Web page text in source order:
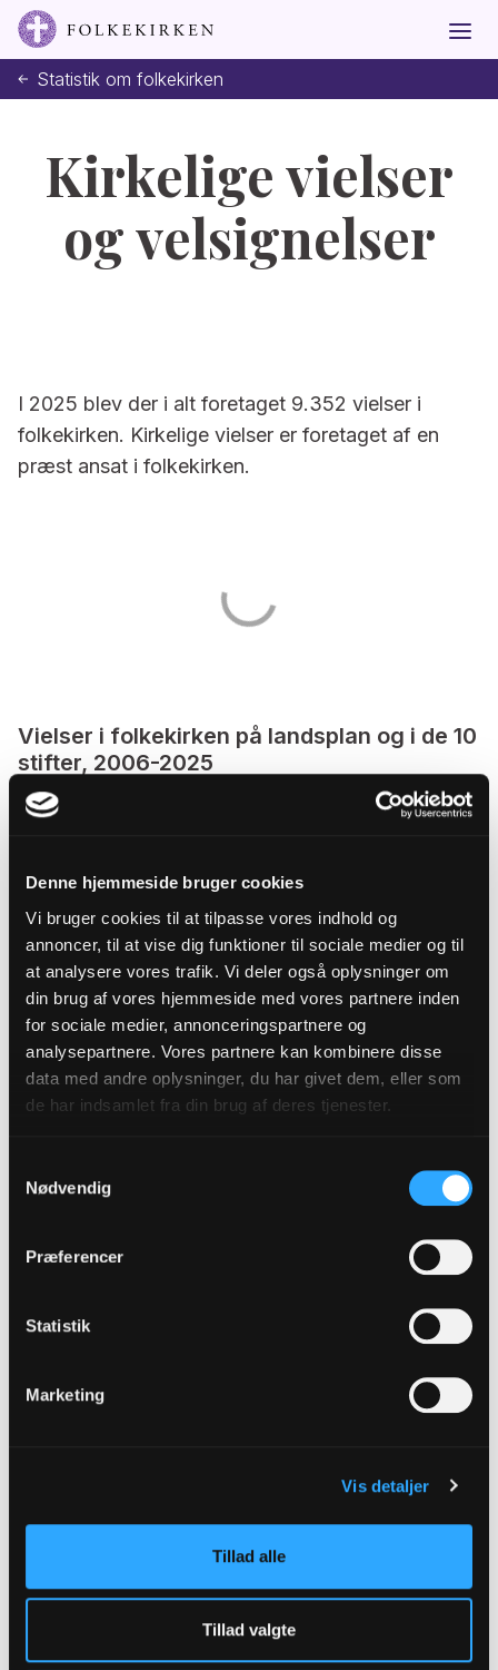
Denne hjemmeside bruger cookies
Vi bruger cookies til at tilpasse vores indhold og
annoncer, til at vise dig funktioner til sociale medier og til
at analysere vores trafik. Vi deler også oplysninger om
din brug af vores hjemmeside med vores partnere inden
for sociale medier, annonceringspartnere og
analysepartnere. Vores partnere kan kombinere disse
data med andre oplysninger, du har givet dem, eller som
de har indsamlet fra din brug af deres tjenester.
Nødvendig
Præferencer
Statistik
Marketing
Vis detaljer
Tillad alle
Tillad valgte
Statistik om folkekirken
Kirkelige vielser
og velsignelser
I 2025 blev der i alt foretaget 9.352 vielser i
folkekirken. Kirkelige vielser er foretaget af en
præst ansat i folkekirken.
Vielser i folkekirken på landsplan og i de 10
stifter, 2006-2025
Kirkelige velsignelser af borgerligt viede
på landsplan og i de 10 stifter, 2006-2025
Et par, der er blevet borgerligt viet, har mulighed
Tilmeld dig vores
nyhedsbrev